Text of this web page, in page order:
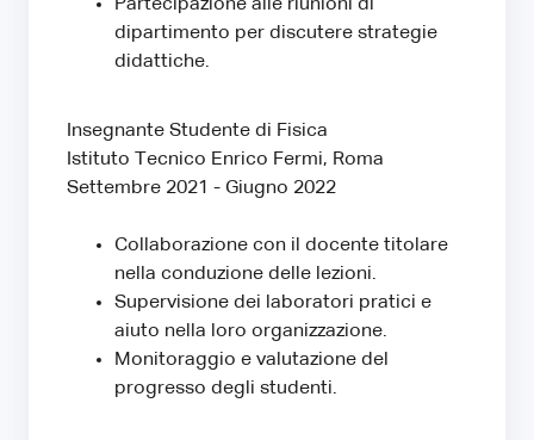
Partecipazione alle riunioni di
dipartimento per discutere strategie
didattiche.
Insegnante Studente di Fisica
Istituto Tecnico Enrico Fermi, Roma
Settembre 2021 - Giugno 2022
Collaborazione con il docente titolare
nella conduzione delle lezioni.
Supervisione dei laboratori pratici e
aiuto nella loro organizzazione.
Monitoraggio e valutazione del
progresso degli studenti.